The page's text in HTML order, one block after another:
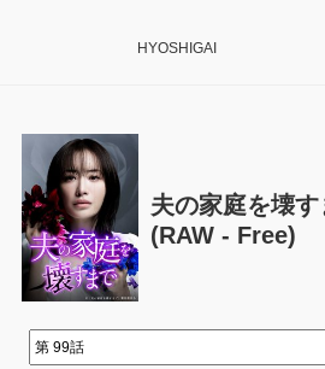
HYOSHIGAI
夫の家庭を壊
(RAW - Free)